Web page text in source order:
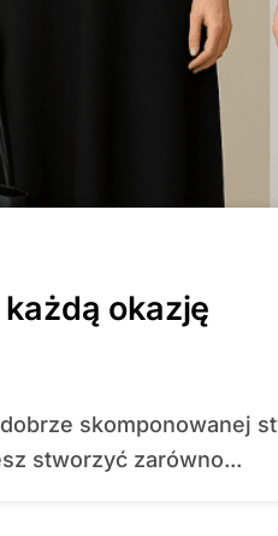
okazję
stworzyć zarówno...